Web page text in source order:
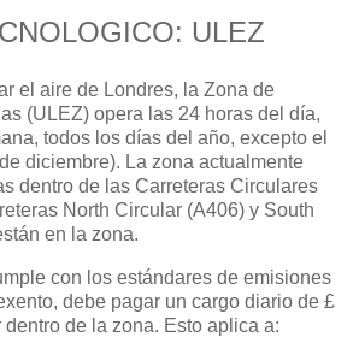
ULEZ
el aire de Londres, la Zona de
(ULEZ) opera las 24 horas del día,
todos los días del año, excepto el
diciembre). La zona actualmente
dentro de las Carreteras Circulares
North Circular (A406) y South
en la zona.
con los estándares de emisiones
debe pagar un cargo diario de £
de la zona. Esto aplica a: